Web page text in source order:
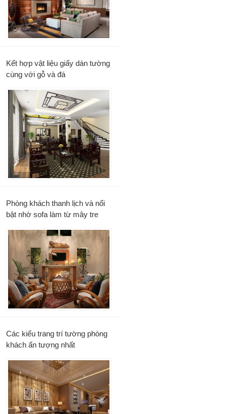
Kết hợp vật liệu giấy dán tường
cùng với gỗ và đá
Phòng khách thanh lịch và nổi
bật nhờ sofa làm từ mây tre
Các kiểu trang trí tường phòng
khách ấn tượng nhất